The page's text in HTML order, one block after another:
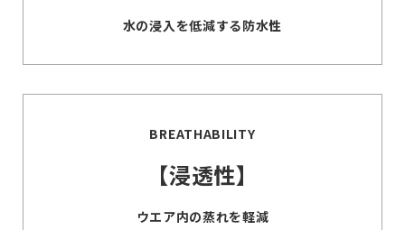
水の浸入を低減する防水性
BREATHABILITY
【浸透性】
ウエア内の蒸れを軽減